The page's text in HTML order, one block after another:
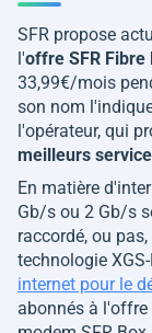
SFR propose
l'offre SFR Fibre
33,99€/mois
son nom
l'opérateur, qui
meilleurs
En matière
Gb/s ou 2 Gb/s
raccordé, ou
technologie
internet pour le
abonnés à l'offre